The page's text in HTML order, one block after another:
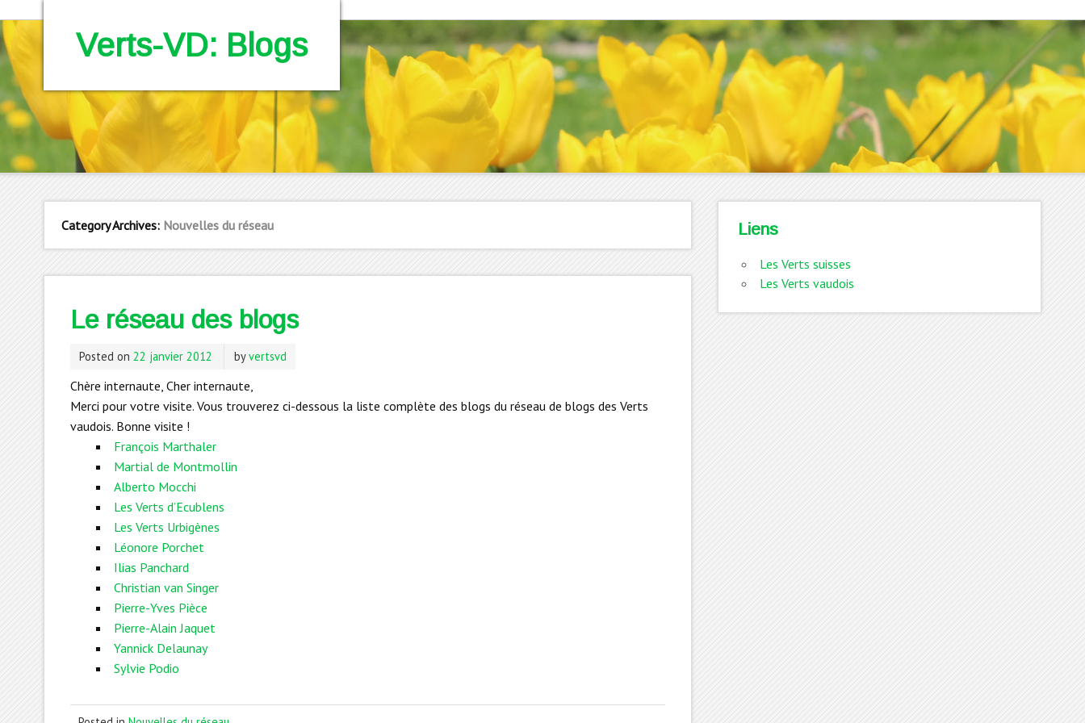
Verts-VD: Blogs
Category Archives: Nouvelles du réseau
Le réseau des blogs
Posted on 22 janvier 2012 byvertsvd
Chère internaute, Cher internaute,
Merci pour votre visite. Vous trouverez ci-dessous la liste complète des blogs du réseau de blogs des Verts
vaudois. Bonne visite !
François Marthaler
Martial de Montmollin
Alberto Mocchi
Les Verts d’Ecublens
Les Verts Urbigènes
Léonore Porchet
Ilias Panchard
Christian van Singer
Pierre-Yves Pièce
Pierre-Alain Jaquet
Yannick Delaunay
Sylvie Podio
Liens
Les Verts suisses
Les Verts vaudois